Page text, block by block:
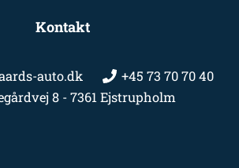
Kontakt
auto.dk
+45 73 70 70 40
8 - 7361 Ejstrupholm